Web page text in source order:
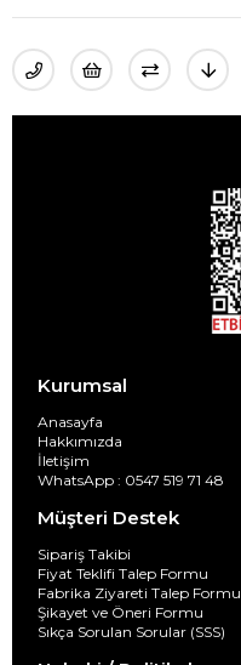
Kurumsal
Anasayfa
Hakkımızda
İletişim
WhatsApp : 0547 519 71 48
Müşteri Destek
Sipariş Takibi
Fiyat Teklifi Talep Formu
Fabrika Ziyareti Talep Formu
Şikayet ve Öneri Formu
Sıkça Sorulan Sorular (SSS)